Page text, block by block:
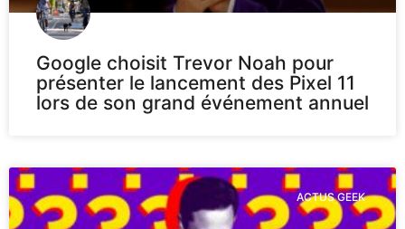
Google choisit Trevor Noah pour
présenter le lancement des Pixel 11
lors de son grand événement annuel
ACTUS GEEK